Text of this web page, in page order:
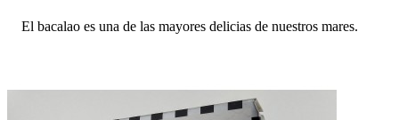
El bacalao es una de las mayores delicias de nuestros mares.